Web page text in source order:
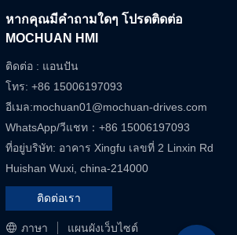
หากคุณมีคำถามใดๆ โปรดติดต่อ
MOCHUAN HMI
ติดต่อ : แอนปัน
โทร: +86 15006197093
อีเมล:mochuan01@mochuan-drives.com
WhatsApp/วีแชท：+86 15006197093
ที่อยู่บริษัท: อาคาร Xingfu เลขที่ 2 Linxin Rd
Huishan Wuxi, china-214000
ติดต่อเรา
ภาษา แผนผังเว็บไซต์